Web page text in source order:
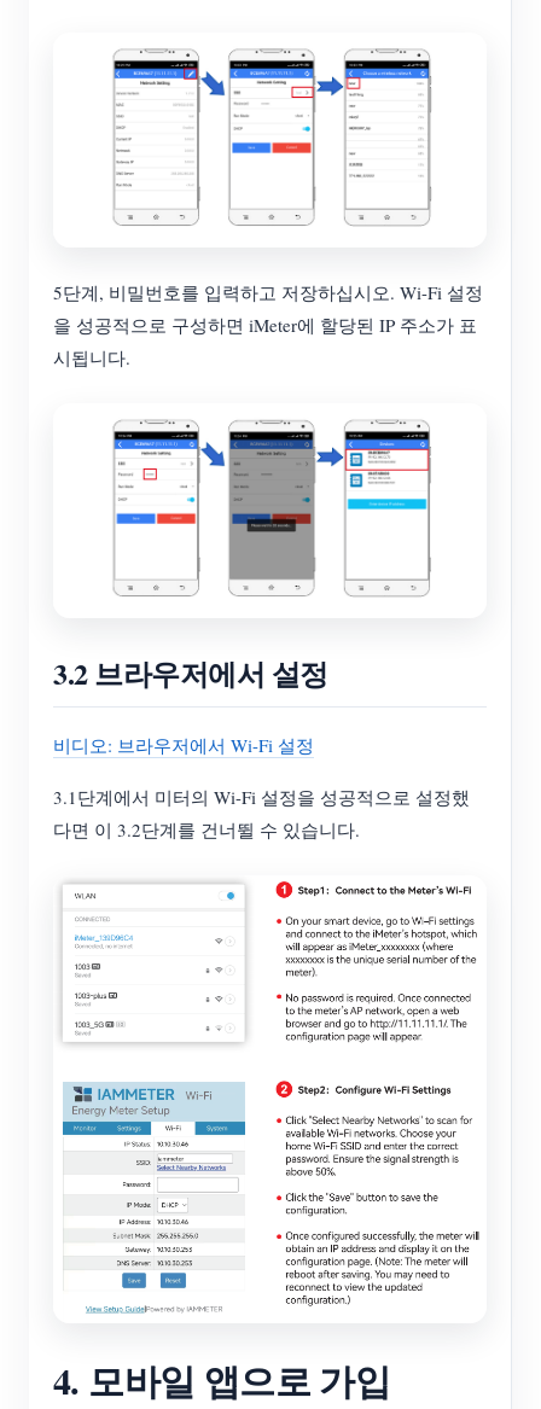
5단계, 비밀번호를 입력하고 저장하십시오. Wi-Fi 설정
을 성공적으로 구성하면 iMeter에 할당된 IP 주소가 표
시됩니다.
3.2 브라우저에서 설정
비디오: 브라우저에서 Wi-Fi 설정
3.1단계에서 미터의 Wi-Fi 설정을 성공적으로 설정했
다면 이 3.2단계를 건너뛸 수 있습니다.
4. 모바일 앱으로 가입